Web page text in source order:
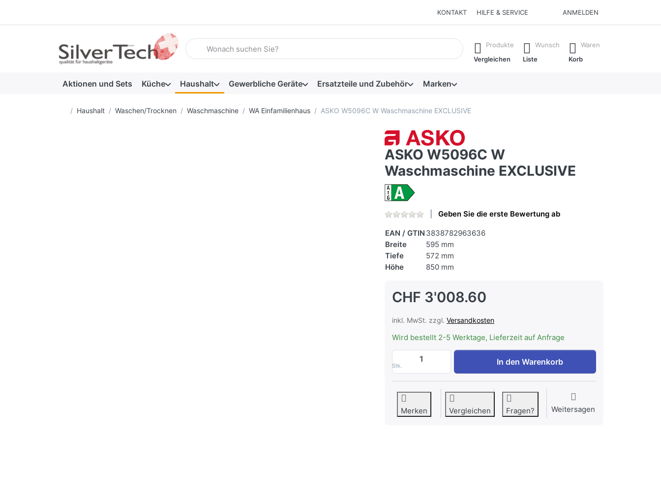
KONTAKT HILFE & SERVICE ANMELDEN
Geben Sie einen Suchbegriff ein. Während Sie tippen, erscheinen automatisch erste Ergebnisse. Drücken Sie die Eingabetaste, um alle
Produkte
Vergleichen
Wunsch
Liste
Waren
Korb
Aktionen und Sets Küche Haushalt Gewerbliche Geräte Ersatzteile und Zubehör Marken
Startseite
Haushalt Waschen/Trocknen Waschmaschine WA Einfamilienhaus ASKO W5096C W Waschmaschine EXCLUSIVE
ASKO W5096C W
Waschmaschine EXCLUSIVE
Geben Sie die erste Bewertung ab
EAN / GTIN 3838782963636
Breite
595 mm
Tiefe
572 mm
Höhe
850 mm
CHF 3'008.60
inkl. MwSt. zzgl. Versandkosten
Wird bestellt 2-5 Werktage, Lieferzeit auf Anfrage
Stk.
ASKO W5096C W Waschmaschine EXCLUSIVE zu CHF
In den Warenkorb
Merken Vergleichen Fragen? Weitersagen